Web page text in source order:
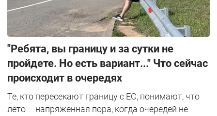
"Ребята, вы границу и за сутки не
пройдете. Но есть вариант..." Что сейчас
происходит в очередях
Те, кто пересекают границу с ЕС, понимают, что
лето – напряженная пора, когда очередей не